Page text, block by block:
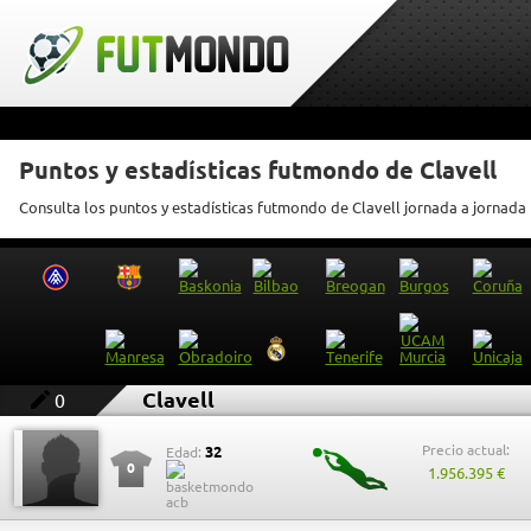
Puntos y estadísticas futmondo de Clavell
Consulta los puntos y estadísticas futmondo de Clavell jornada a jornada
0 Clavell
0
Edad: 32 Precio actual:
1.956.395 €